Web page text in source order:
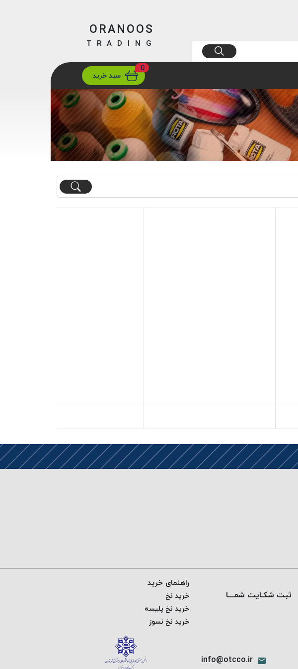
ارسالتهران/ تهران
ORANOOS
TRADING
0
سبد خرید
ثبت شکـایت شمـــا
info@otcco.ir
راهنمای خرید
خرید نخ
خرید نخ پلیسه
خرید نخ نسوز